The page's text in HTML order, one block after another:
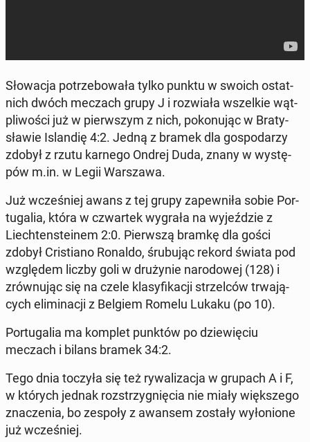
Sło­wa­cja po­trze­bo­wa­ła tylko punktu w swoich ostat­
nich dwóch meczach grupy J i roz­wia­ła wszel­kie wąt­
pli­wo­ści już w pierw­szym z nich, po­ko­nu­jąc w Bra­ty­
sła­wie Is­lan­dię 4:2. Jedną z bramek dla go­spo­da­rzy
zdobył z rzutu karnego Ondrej Duda, znany w wy­stę­
pów m.in. w Legii War­sza­wa.
Już wcze­śniej awans z tej grupy za­pew­ni­ła sobie Por­
tu­ga­lia, która w czwar­tek wygrała na wy­jeź­dzie z
Liech­ten­ste­inem 2:0. Pierw­szą bramkę dla gości
zdobył Cri­stia­no Ronaldo, śru­bu­jąc rekord świata pod
wzglę­dem liczby goli w dru­ży­nie na­ro­do­wej (128) i
zrów­nu­jąc się na czele kla­sy­fi­ka­cji strzel­ców trwa­ją­
cych eli­mi­na­cji z Belgiem Romelu Lukaku (po 10).
Por­tu­ga­lia ma komplet punktów po dzie­wię­ciu
meczach i bilans bramek 34:2.
Tego dnia toczyła się też ry­wa­li­za­cja w grupach A i F,
w których jednak roz­strzy­gnię­cia nie miały więk­sze­go
zna­cze­nia, bo zespoły z awansem zostały wy­ło­nio­ne
już wcze­śniej.